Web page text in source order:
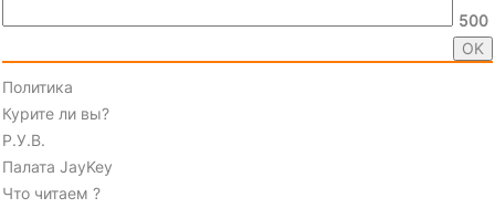
500
Политика
Курите ли вы?
Р.У.В.
Палата JayKey
Что читаем ?